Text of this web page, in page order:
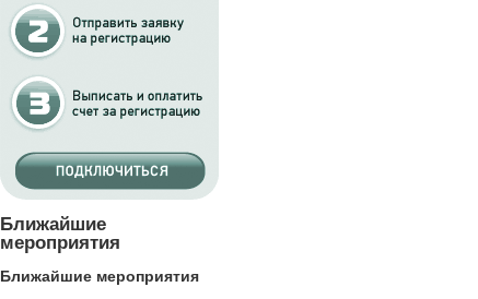
Ближайшие
мероприятия
Ближайшие мероприятия